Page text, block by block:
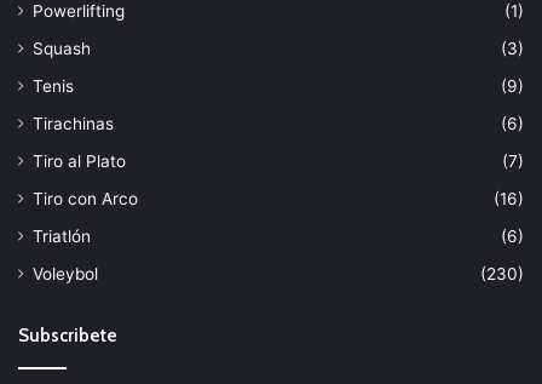
Powerlifting
(1)
Squash
(3)
Tenis
(9)
Tirachinas
(6)
Tiro al Plato
(7)
Tiro con Arco
(16)
Triatlón
(6)
Voleybol
(230)
Subscribete